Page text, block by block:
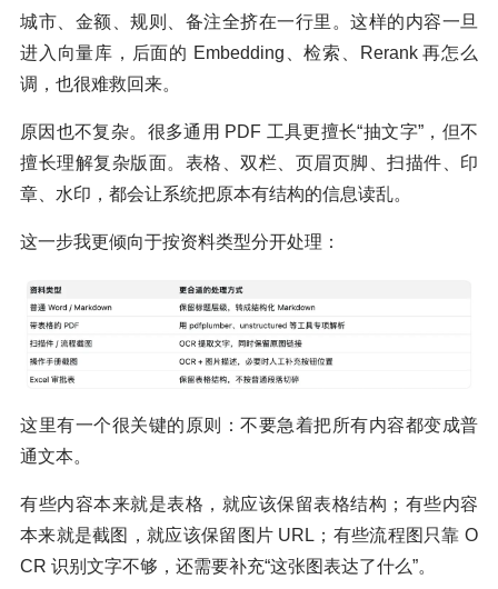
城市、金额、规则、备注全挤在一行里。这样的内容一旦
进入向量库，后面的 Embedding、检索、Rerank 再怎么
调，也很难救回来。
原因也不复杂。很多通用 PDF 工具更擅长“抽文字”，但不
擅长理解复杂版面。表格、双栏、页眉页脚、扫描件、印
章、水印，都会让系统把原本有结构的信息读乱。
这一步我更倾向于按资料类型分开处理：
这里有一个很关键的原则：不要急着把所有内容都变成普
通文本。
有些内容本来就是表格，就应该保留表格结构；有些内容
本来就是截图，就应该保留图片 URL；有些流程图只靠 O
CR 识别文字不够，还需要补充“这张图表达了什么”。